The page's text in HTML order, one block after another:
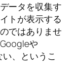
ータを収集す
トが表示する
ではありませ
や
、というこ